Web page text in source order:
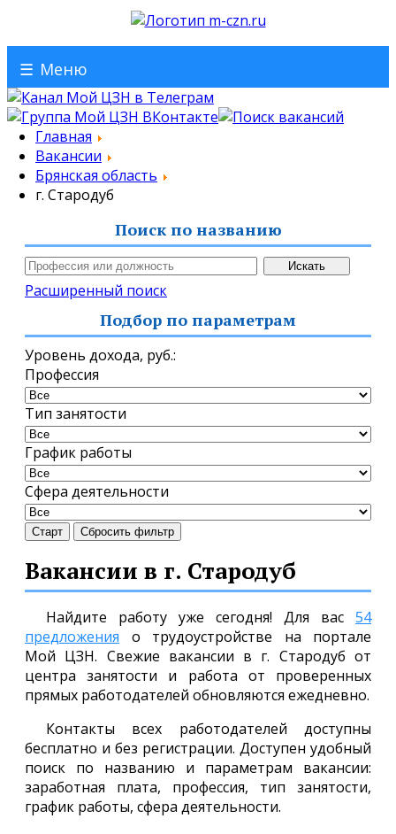
☰ Меню
Главная
Вакансии
Брянская область
г. Стародуб
Поиск по названию
Расширенный поиск
Подбор по параметрам
Уровень дохода, руб.:
Профессия
Тип занятости
График работы
Сфера деятельности
Старт Сбросить фильтр
Вакансии в г. Стародуб
Найдите работу уже сегодня! Для вас 54
предложения о трудоустройстве на портале
Мой ЦЗН. Свежие вакансии в г. Стародуб от
центра занятости и работа от проверенных
прямых работодателей обновляются ежедневно.
Контакты всех работодателей доступны
бесплатно и без регистрации. Доступен удобный
поиск по названию и параметрам вакансии:
заработная плата, профессия, тип занятости,
график работы, сфера деятельности.